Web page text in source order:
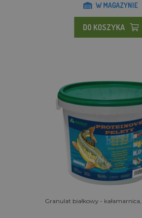
W MAGAZYNIE
DO KOSZYKA
Granulat białkowy -